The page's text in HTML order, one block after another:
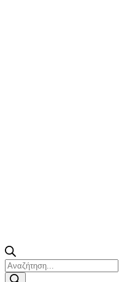
Products
search